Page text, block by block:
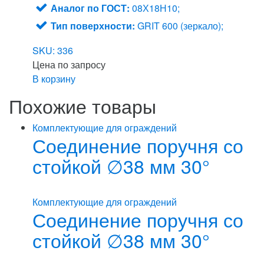
Аналог по ГОСТ: 08Х18Н10;
Тип поверхности: GRIT 600 (зеркало);
SKU: 336
Цена по запросу
В корзину
Похожие товары
Комплектующие для ограждений
Соединение поручня со
стойкой ∅38 мм 30°
Комплектующие для ограждений
Соединение поручня со
стойкой ∅38 мм 30°